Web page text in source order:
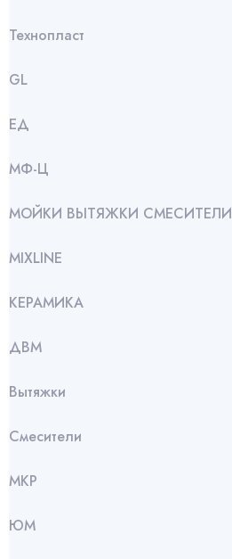
Технопласт
GL
ЕД
МФ-Ц
МОЙКИ ВЫТЯЖКИ СМЕСИТЕЛИ
МIXLINE
КЕРАМИКА
ДВМ
Вытяжки
Смесители
МКР
ЮМ